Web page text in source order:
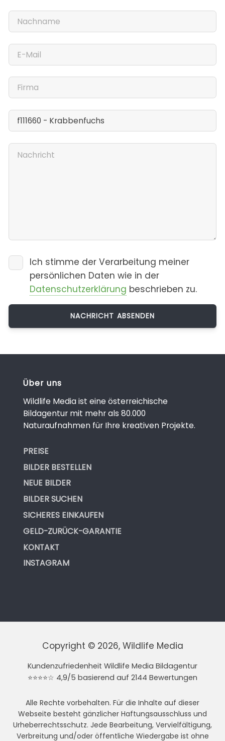
Ich stimme der Verarbeitung meiner
persönlichen Daten wie in der
Datenschutzerklärung beschrieben zu.
Über uns
Wildlife Media ist eine österreichische
Bildagentur mit mehr als 80.000
Naturaufnahmen für Ihre kreativen Projekte.
PREISE
BILDER BESTELLEN
NEUE BILDER
BILDER SUCHEN
SICHERES EINKAUFEN
GELD-ZURÜCK-GARANTIE
KONTAKT
INSTAGRAM
Copyright © 2026, Wildlife Media
Kundenzufriedenheit Wildlife Media Bildagentur
⭐⭐⭐⭐☆ 4,9/5 basierend auf 2144 Bewertungen
Alle Rechte vorbehalten. Für die Inhalte auf dieser
Webseite besteht gänzlicher Haftungsausschluss und
Urheberrechtsschutz. Jede Bearbeitung, Vervielfältigung,
Verbreitung und/oder öffentliche Wiedergabe ist ohne